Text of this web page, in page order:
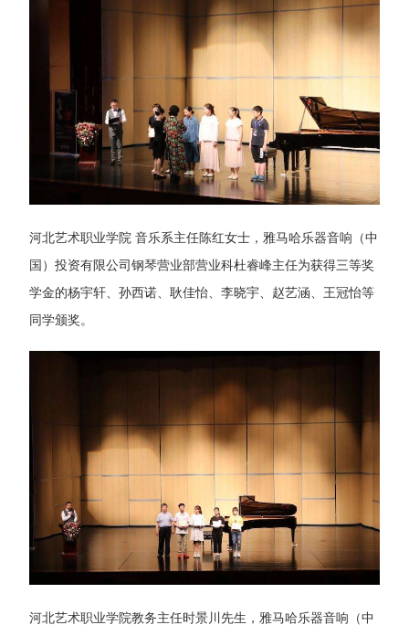
河北艺术职业学院 音乐系主任陈红女士，雅马哈乐器音响（中
国）投资有限公司钢琴营业部营业科杜睿峰主任为获得三等奖
学金的杨宇轩、孙西诺、耿佳怡、李晓宇、赵艺涵、王冠怡等
同学颁奖。
河北艺术职业学院教务主任时景川先生，雅马哈乐器音响（中